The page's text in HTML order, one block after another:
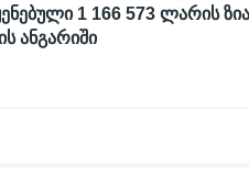
1 166 573 ლარის
ანგარიში